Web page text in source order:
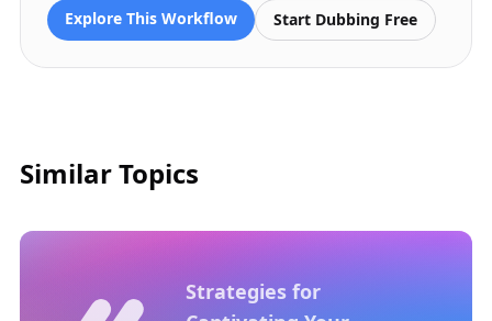
Explore This Workflow Start Dubbing Free
Similar Topics
Strategies for